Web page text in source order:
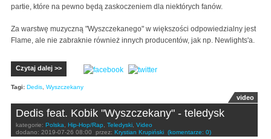
partie, które na pewno będą zaskoczeniem dla niektórych fanów.
Za warstwę muzyczną "Wyszczekanego" w większości odpowiedzialny jest
Flame, ale nie zabraknie również innych producentów, jak np. Newlights'a.
Czytaj dalej >>
Tagi: Dedis Wyszczekany
video
Dedis feat. Kobik "Wyszczekany" - teledysk
kategorie: Polska Hip-Hop/Rap Teledyski Video
dodano: 2019-07-26 08:00 przez: Krystian Krupiński (komentarze: 0)